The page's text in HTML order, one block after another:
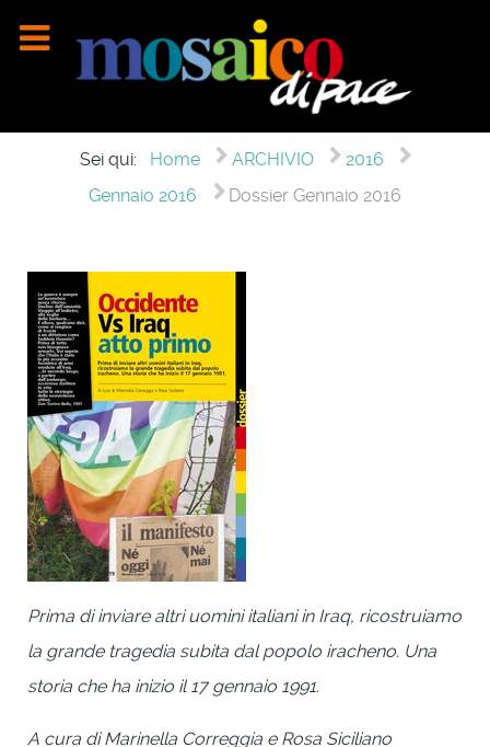
Sei qui: Home ARCHIVIO
2016
Gennaio 2016
Dossier Gennaio 2016
Prima di inviare altri uomini italiani in Iraq, ricostruiamo
la grande tragedia subita dal popolo iracheno. Una
storia che ha inizio il 17 gennaio 1991.
A cura di Marinella Correggia e Rosa Siciliano